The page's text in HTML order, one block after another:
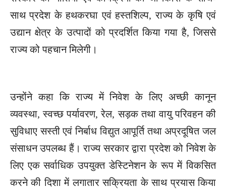
साथ प्रदेश के हथकरघा एवं हस्तशिल्प, राज्य के कृषि एवं
उद्यान क्षेत्र के उत्पादों को प्रदर्शित किया गया है, जिससे
राज्य को पहचान मिलेगी।
उन्होंने कहा कि राज्य में निवेश के लिए अच्छी कानून
व्यवस्था, स्वच्छ पर्यावरण, रेल, सड़क तथा वायु परिवहन की
सुविधाए सस्ती एवं निर्बाध विद्युत आपूर्ति तथा अप्रदूषित जल
संसाधन उपलब्ध हैं। राज्य सरकार द्वारा प्रदेश को निवेश के
लिए एक सर्वाधिक उपयुक्त डेस्टिनेशन के रूप में विकसित
करने की दिशा में लगातार सक्रियता के साथ प्रयास किया